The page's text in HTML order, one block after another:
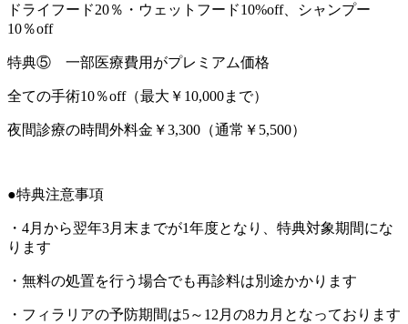
ドライフード20％・ウェットフード10%off、シャンプー
10％off
特典⑤ 一部医療費用がプレミアム価格
全ての手術10％off（最大￥10,000まで）
夜間診療の時間外料金￥3,300（通常￥5,500）
●特典注意事項
・4月から翌年3月末までが1年度となり、特典対象期間にな
ります
・無料の処置を行う場合でも再診料は別途かかります
・フィラリアの予防期間は5～12月の8カ月となっております